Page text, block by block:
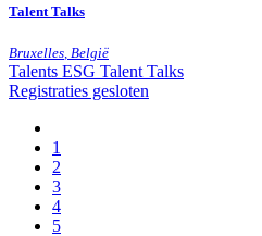
Talent Talks
Bruxelles België
Talents ESG Talent Talks
Registraties gesloten
1
2
3
4
5